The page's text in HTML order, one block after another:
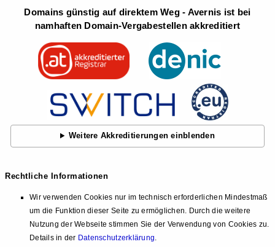
Domains günstig auf direktem Weg - Avernis ist bei
namhaften Domain-Vergabestellen akkreditiert
Weitere Akkreditierungen einblenden
Rechtliche Informationen
Wir verwenden Cookies nur im technisch erforderlichen Mindestmaß
um die Funktion dieser Seite zu ermöglichen. Durch die weitere
Nutzung der Webseite stimmen Sie der Verwendung von Cookies zu.
Details in der Datenschutzerklärung.